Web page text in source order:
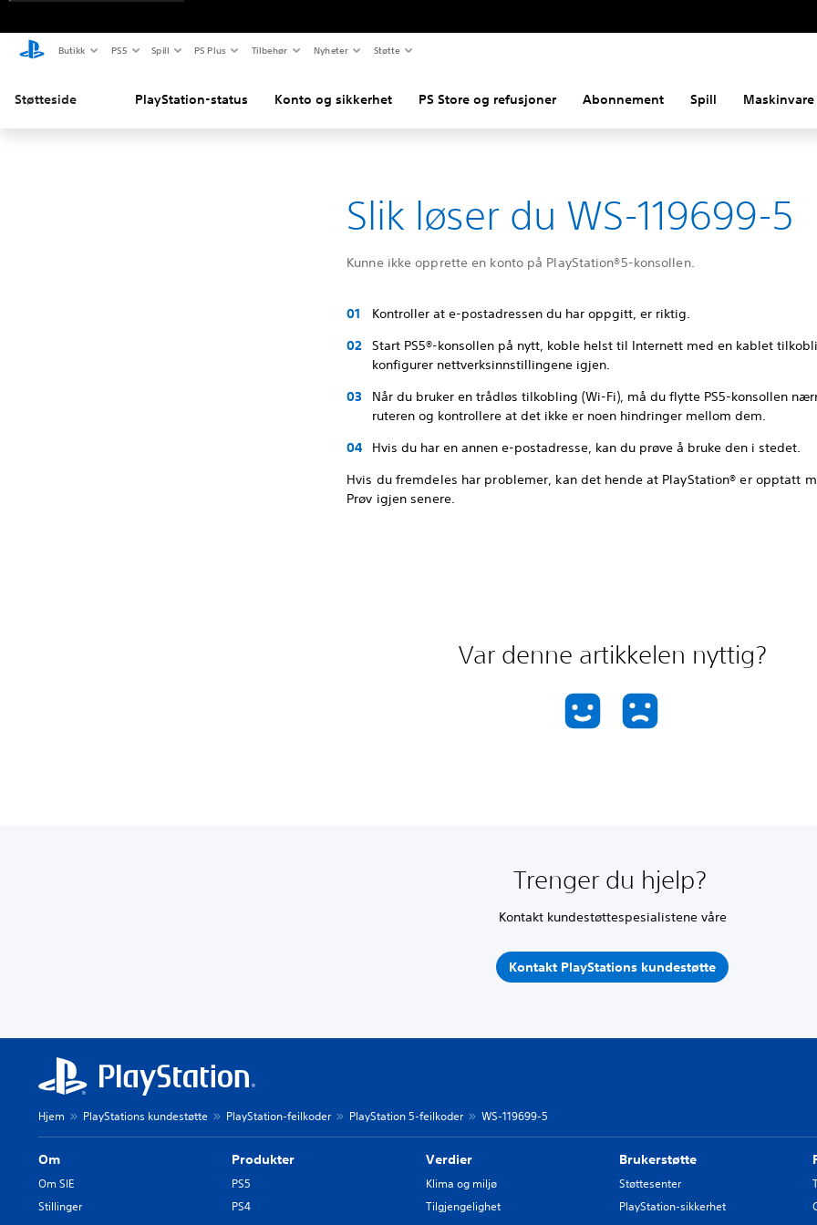
Butikk PS5 Spill PS Plus Tilbehør Nyheter Støtte
Støtteside PlayStation-status Konto og sikkerhet PS Store og refusjoner Abonnement Spill
Slik løser du WS-119699-5
Kunne ikke opprette en konto på PlayStation®5-konsollen.
Kontroller at e-postadressen du har oppgitt, er riktig.
Start PS5®-konsollen på nytt, koble helst til Internett med en kablet
konfigurer nettverksinnstillingene igjen.
Når du bruker en trådløs tilkobling (Wi-Fi), må du flytte PS5-konsollen
ruteren og kontrollere at det ikke er noen hindringer mellom dem.
Hvis du har en annen e-postadresse, kan du prøve å bruke den i stedet.
Hvis du fremdeles har problemer, kan det hende at PlayStation® er opptatt
Prøv igjen senere.
Var denne artikkelen nyttig?
Trenger du hjelp?
Kontakt kundestøttespesialistene våre
Kontakt PlayStations kundestøtte
Hjem PlayStations kundestøtte PlayStation-feilkoder PlayStation 5-feilkoder WS-119699-5
Om
Om SIE
Stillinger
Produkter
PS5
PS4
Verdier
Klima og miljø
Tilgjengelighet
Brukerstøtte
Støttesenter
PlayStation-sikkerhet